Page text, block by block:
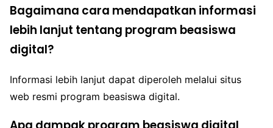
Bagaimana cara mendapatkan informasi
lebih lanjut tentang program beasiswa
digital?
Informasi lebih lanjut dapat diperoleh melalui situs
web resmi program beasiswa digital.